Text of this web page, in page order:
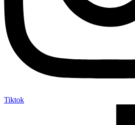
Tiktok